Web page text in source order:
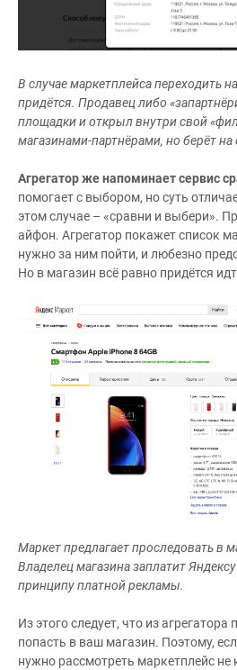
В случае маркетплейса переходить
придётся. Продавец либо
площадки и открыл внутри свой
магазинами-партнёрами, но берёт на
Агрегатор же напоминает сервис
помогает с выбором, но суть
этом случае – «сравни и выбери».
айфон. Агрегатор покажет список
нужно за ним пойти, и любезно
Но в магазин всё равно придётся
Маркет предлагает проследовать в
Владелец магазина заплатит
принципу платной рекламы.
Из этого следует, что из
попасть в ваш магазин. Поэтому,
нужно рассмотреть маркетплейс не